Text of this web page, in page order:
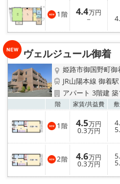
1 階 4.4万円
－
ヴェルジュール御着
姫路市御国野町御
JR山陽本線 御着
アパート 3階建
階 家賃/共益費
1 階 4.5万円
0.3万円
2階 4.6万円
0.3万円